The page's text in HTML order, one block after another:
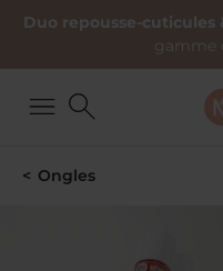
Duo repousse-cuticules
gamme
Ongles